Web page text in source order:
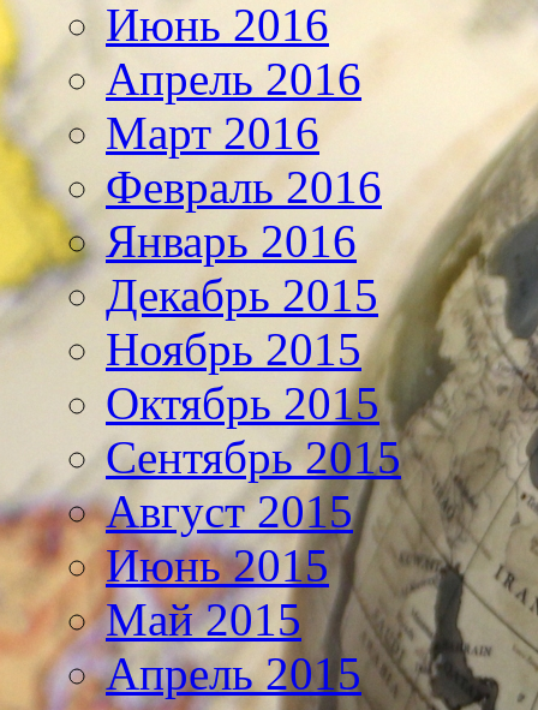
Июнь 2016
Апрель 2016
Март 2016
Февраль 2016
Январь 2016
Декабрь 2015
Ноябрь 2015
Октябрь 2015
Сентябрь 2015
Август 2015
Июнь 2015
Май 2015
Апрель 2015